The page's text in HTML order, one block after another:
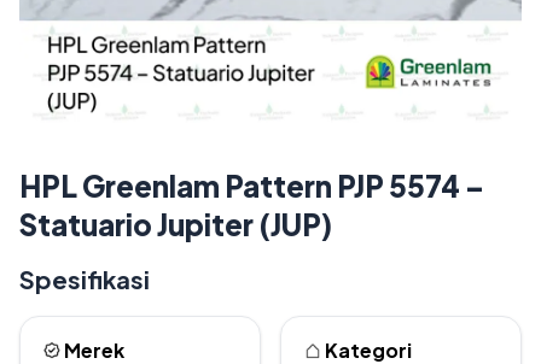
HPL Greenlam Pattern PJP 5574 –
Statuario Jupiter (JUP)
Spesifikasi
Merek Kategori